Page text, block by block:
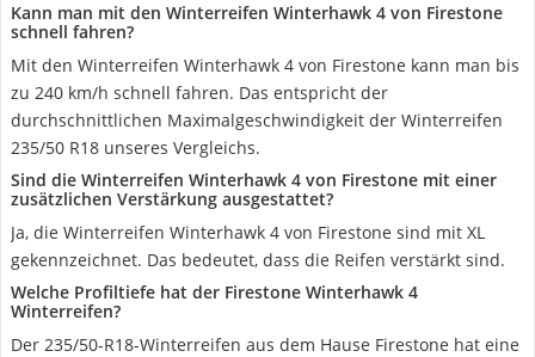
Kann man mit den Winterreifen Winterhawk 4 von Firestone
schnell fahren?
Mit den Winterreifen Winterhawk 4 von Firestone kann man bis
zu 240 km/h schnell fahren. Das entspricht der
durchschnittlichen Maximalgeschwindigkeit der Winterreifen
235/50 R18 unseres Vergleichs.
Sind die Winterreifen Winterhawk 4 von Firestone mit einer
zusätzlichen Verstärkung ausgestattet?
Ja, die Winterreifen Winterhawk 4 von Firestone sind mit XL
gekennzeichnet. Das bedeutet, dass die Reifen verstärkt sind.
Welche Profiltiefe hat der Firestone Winterhawk 4
Winterreifen?
Der 235/50-R18-Winterreifen aus dem Hause Firestone hat eine